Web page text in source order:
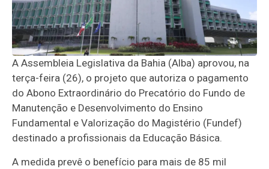
A Assembleia Legislativa da Bahia (Alba) aprovou, na
terça-feira (26), o projeto que autoriza o pagamento
do Abono Extraordinário do Precatório do Fundo de
Manutenção e Desenvolvimento do Ensino
Fundamental e Valorização do Magistério (Fundef)
destinado a profissionais da Educação Básica.
A medida prevê o benefício para mais de 85 mil